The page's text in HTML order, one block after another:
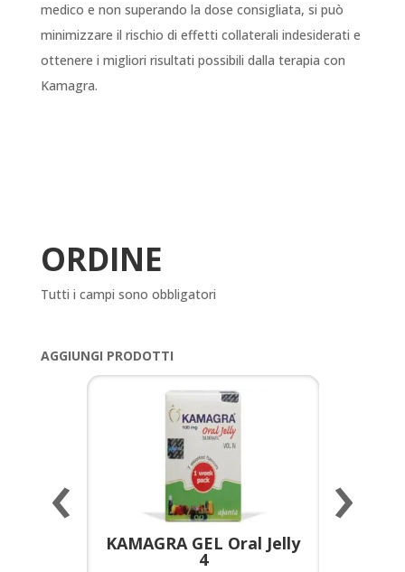
medico e non superando la dose consigliata, si può
minimizzare il rischio di effetti collaterali indesiderati e
ottenere i migliori risultati possibili dalla terapia con
Kamagra.
ORDINE
Tutti i campi sono obbligatori
AGGIUNGI PRODOTTI
KAMAGRA GEL Oral Jelly
4
‹ ›